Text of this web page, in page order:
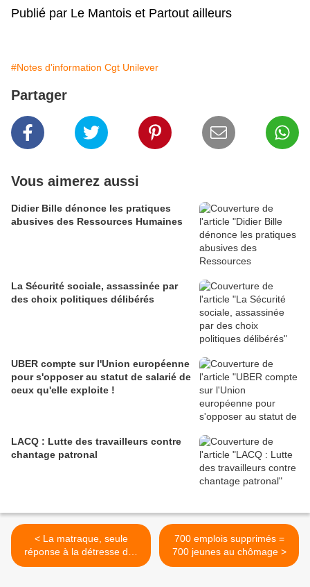
Publié par Le Mantois et Partout ailleurs
#Notes d'information Cgt Unilever
Partager
Vous aimerez aussi
Didier Bille dénonce les pratiques
abusives des Ressources Humaines
La Sécurité sociale, assassinée par
des choix politiques délibérés
UBER compte sur l'Union européenne
pour s'opposer au statut de salarié de
ceux qu'elle exploite !
LACQ : Lutte des travailleurs contre
chantage patronal
< La matraque, seule
réponse à la détresse des
étudiants
700 emplois supprimés =
700 jeunes au chômage >